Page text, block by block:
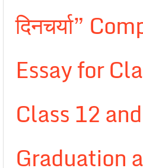
दिनचर्या”
Essay for
Class 12 and
Graduation